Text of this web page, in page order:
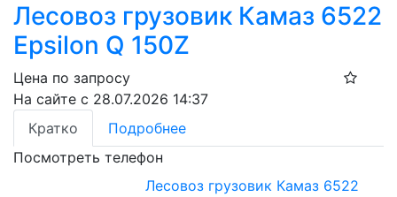
Лесовоз грузовик Камаз 6522
Epsilon Q 150Z
Цена по запросу
На сайте с 28.07.2026 14:37
Кратко
Подробнее
Посмотреть телефон
Лесовоз грузовик Камаз 6522